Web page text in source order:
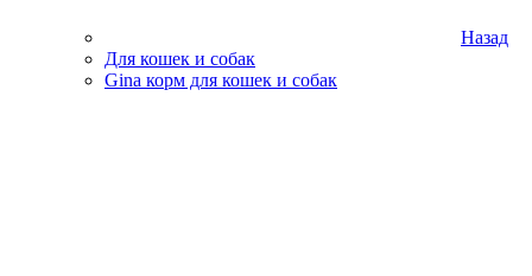
Назад
Для кошек и собак
Gina корм для кошек и собак